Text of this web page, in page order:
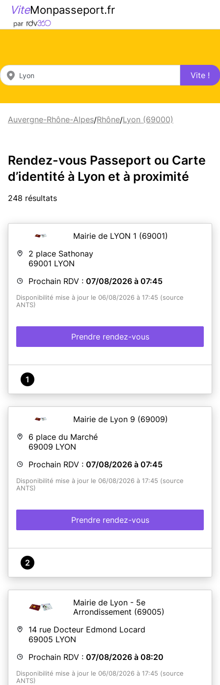
ViteMonpasseport.fr
Vite !
Auvergne-Rhône-Alpes/Rhône/Lyon (69000)
Rendez-vous Passeport ou Carte
d’identité à Lyon et à proximité
248 résultats
Mairie de LYON 1 (69001)
2 place Sathonay
69001 LYON
Prochain RDV : 07/08/2026 à 07:45
Disponibilité mise à jour le 06/08/2026 à 17:45 (source
ANTS)
Prendre rendez-vous
1
Mairie de Lyon 9 (69009)
6 place du Marché
69009 LYON
Prochain RDV : 07/08/2026 à 07:45
Disponibilité mise à jour le 06/08/2026 à 17:45 (source
ANTS)
Prendre rendez-vous
2
Mairie de Lyon - 5e
Arrondissement (69005)
14 rue Docteur Edmond Locard
69005 LYON
Prochain RDV : 07/08/2026 à 08:20
Disponibilité mise à jour le 06/08/2026 à 17:45 (source
ANTS)